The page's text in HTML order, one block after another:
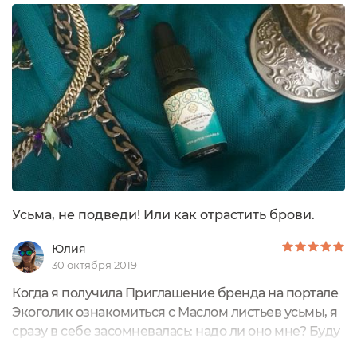
обращаюсь к сайту производителя:"Масло
обладает характерным травяным ароматом и
изумрудным цветом, благодаря большому
количеству индиготина,...
Усьма, не подведи! Или как отрастить брови.
Юлия
30 октября 2019
Когда я получила Приглашение бренда на портале
Экоголик ознакомиться с Маслом листьев усьмы, я
сразу в себе засомневалась: надо ли оно мне? Буду